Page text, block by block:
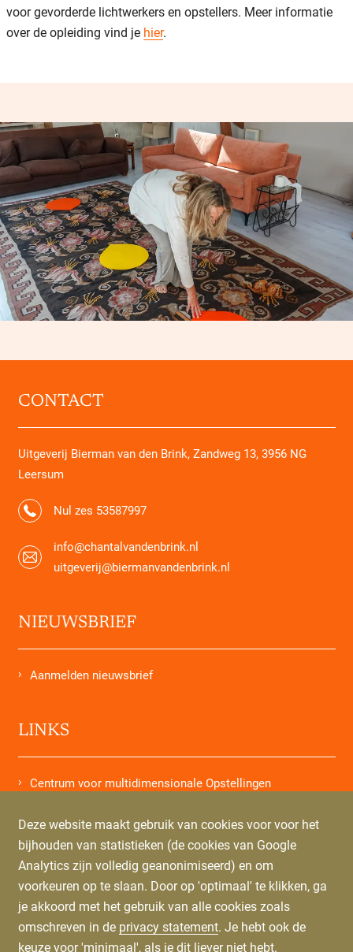
Deze website maakt gebruik van cookies voor voor het
bijhouden van statistieken (de cookies van Google
Analytics zijn volledig geanonimiseerd) en om
voorkeuren op te slaan. Door op 'optimaal' te klikken, ga
je akkoord met het gebruik van alle cookies zoals
omschreven in de privacy statement. Je hebt ook de
keuze voor 'minimaal', als je dit liever niet hebt.
voor gevorderde lichtwerkers en opstellers. Meer informatie
over de opleiding vind je hier.
CONTACT
Uitgeverij Bierman van den Brink, Zandweg 13, 3956 NG
Leersum
Nul zes 53587997
info@chantalvandenbrink.nl
uitgeverij@biermanvandenbrink.nl
NIEUWSBRIEF
Aanmelden nieuwsbrief
LINKS
Centrum voor multidimensionale Opstellingen
WINKELS
Bestel Brieven van mijn Ziel
Bestel Letters from my Soul